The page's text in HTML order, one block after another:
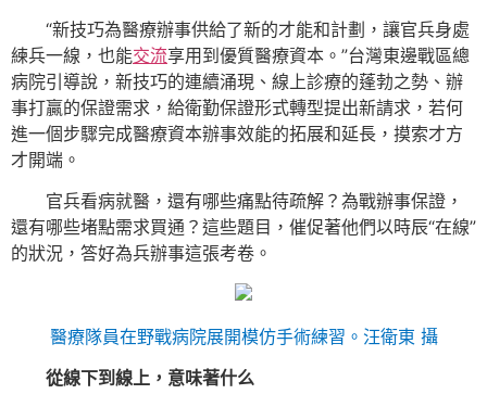
“新技巧為醫療辦事供給了新的才能和計劃，讓官兵身處
練兵一線，也能交流享用到優質醫療資本。”台灣東邊戰區總
病院引導說，新技巧的連續涌現、線上診療的蓬勃之勢、辦
事打贏的保證需求，給衛勤保證形式轉型提出新請求，若何
進一個步驟完成醫療資本辦事效能的拓展和延長，摸索才方
才開端。
官兵看病就醫，還有哪些痛點待疏解？為戰辦事保證，
還有哪些堵點需求買通？這些題目，催促著他們以時辰“在線”
的狀況，答好為兵辦事這張考卷。
醫療隊員在野戰病院展開模仿手術練習。汪衛東 攝
從線下到線上，意味著什么